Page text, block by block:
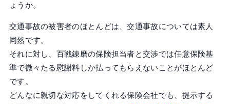
ょうか。
交通事故の被害者のほとんどは、交通事故については素人
同然です。
それに対し、百戦錬磨の保険担当者と交渉では任意保険基
準で微々たる慰謝料しか払ってもらえないことがほとんど
です。
どんなに親切な対応をしてくれる保険会社でも、提示する